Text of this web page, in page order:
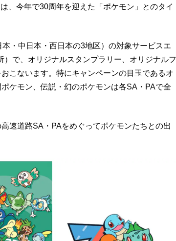
、今年で30周年を迎えた「ポケモン」とのタイ
・中日本・西日本の3地区）の対象サービスエ
で、オリジナルスタンプラリー、オリジナルフ
こないます。特にキャンペーンの目玉であるオ
ケモン、伝説・幻のポケモンは各SA・PAで全
速道路SA・PAをめぐってポケモンたちとの出